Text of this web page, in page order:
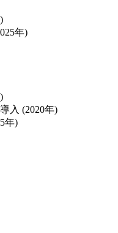
年)
入 (2020年)
年)